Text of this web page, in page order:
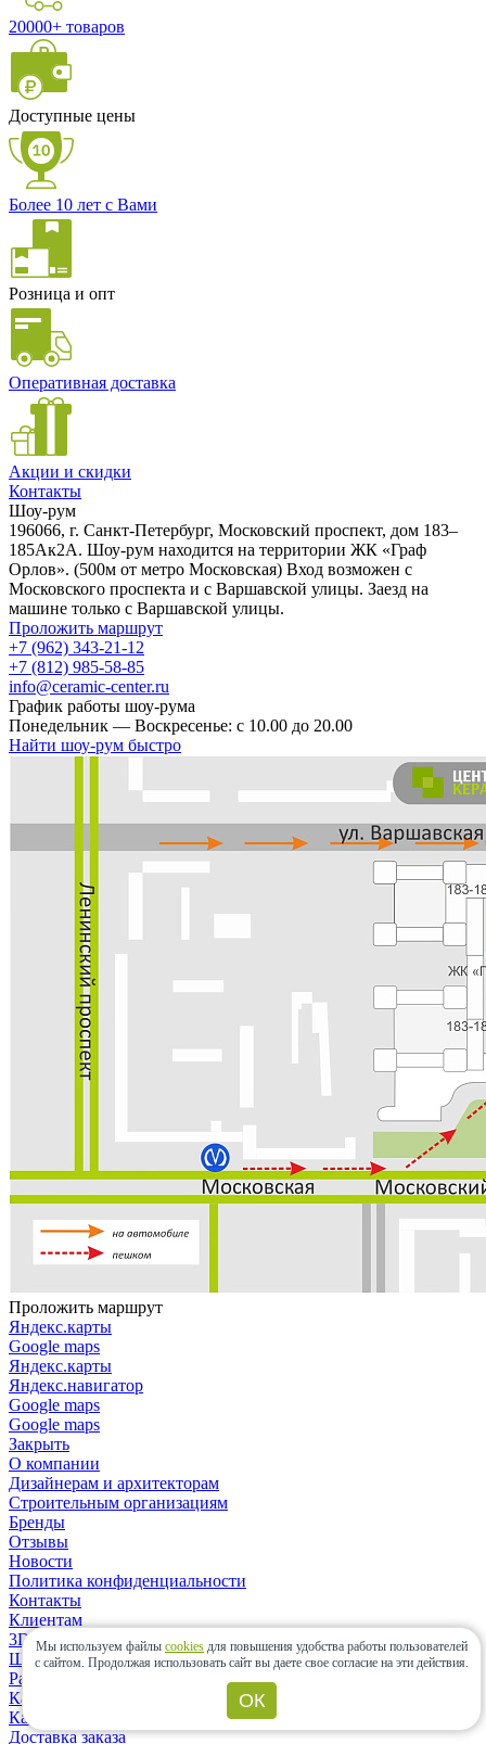
20000+ товаров
Доступные цены
Более 10 лет с Вами
Розница и опт
Оперативная доставка
Акции и скидки
Контакты
Шоу-рум
196066, г. Санкт-Петербург, Московский проспект, дом 183–
185Ак2А. Шоу-рум находится на территории ЖК «Граф
Орлов». (500м от метро Московская) Вход возможен с
Московского проспекта и с Варшавской улицы. Заезд на
машине только с Варшавской улицы.
Проложить маршрут
+7 (962) 343-21-12
+7 (812) 985-58-85
info@ceramic-center.ru
График работы шоу-рума
Понедельник — Воскресенье: с 10.00 до 20.00
Найти шоу-рум быстро
Проложить маршрут
Яндекс.карты
Google maps
Яндекс.карты
Яндекс.навигатор
Google maps
Google maps
Закрыть
О компании
Дизайнерам и архитекторам
Строительным организациям
Бренды
Отзывы
Новости
Политика конфиденциальности
Контакты
Клиентам
3D-дизайн
Шоу-рум
Расчет материалов
Как сделать заказ?
Как выбрать плитку?
Доставка заказа
Мы используем файлы cookies для повышения удобства работы пользователей
с сайтом. Продолжая использовать сайт вы даете свое согласие на эти действия.
ОК